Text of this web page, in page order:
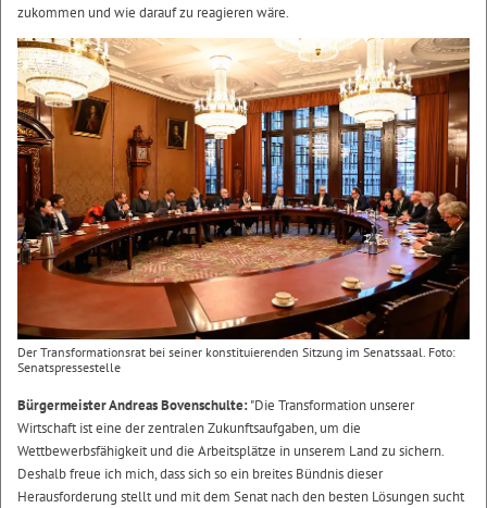
zukommen und wie darauf zu reagieren wäre.
Der Transformationsrat bei seiner konstituierenden Sitzung im Senatssaal. Foto:
Senatspressestelle
Bürgermeister Andreas Bovenschulte:"Die Transformation unserer
Wirtschaft ist eine der zentralen Zukunftsaufgaben, um die
Wettbewerbsfähigkeit und die Arbeitsplätze in unserem Land zu sichern.
Deshalb freue ich mich, dass sich so ein breites Bündnis dieser
Herausforderung stellt und mit dem Senat nach den besten Lösungen sucht